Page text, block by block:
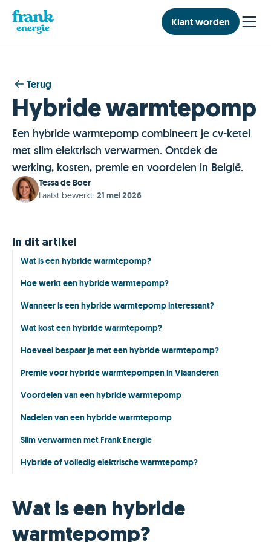
Klant worden
Terug
Hybride warmtepomp
Een hybride warmtepomp combineert je cv-ketel
met slim elektrisch verwarmen. Ontdek de
werking, kosten, premie en voordelen in België.
Tessa de Boer
Laatst bewerkt: 21 mei 2026
In dit artikel
Wat is een hybride warmtepomp?
Hoe werkt een hybride warmtepomp?
Wanneer is een hybride warmtepomp interessant?
Wat kost een hybride warmtepomp?
Hoeveel bespaar je met een hybride warmtepomp?
Premie voor hybride warmtepompen in Vlaanderen
Voordelen van een hybride warmtepomp
Nadelen van een hybride warmtepomp
Slim verwarmen met Frank Energie
Hybride of volledig elektrische warmtepomp?
Wat is een hybride
warmtepomp?